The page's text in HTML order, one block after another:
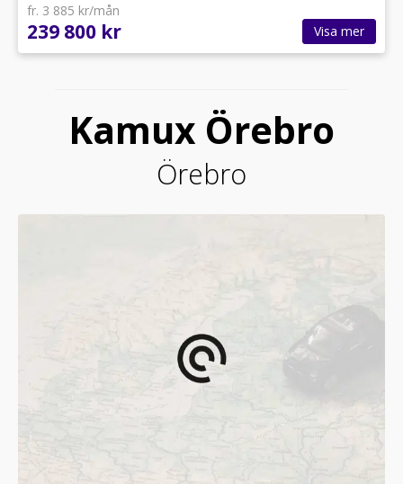
fr. 3 885 kr/mån
239 800 kr Visa mer
Kamux Örebro
Örebro